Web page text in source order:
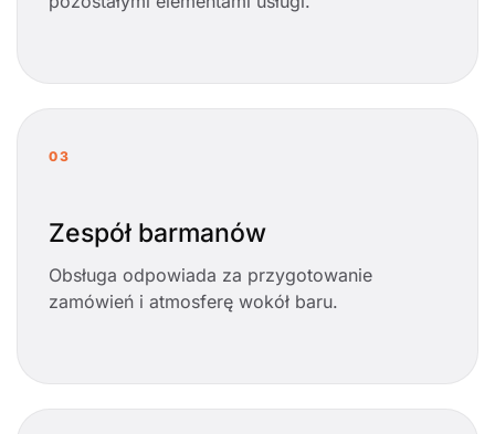
03
Zespół barmanów
Obsługa odpowiada za przygotowanie
zamówień i atmosferę wokół baru.